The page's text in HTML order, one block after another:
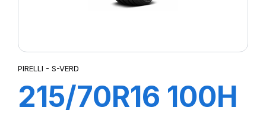
PIRELLI - S-VERD
215/70R16 100H